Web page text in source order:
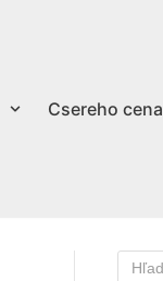
Csereho cena